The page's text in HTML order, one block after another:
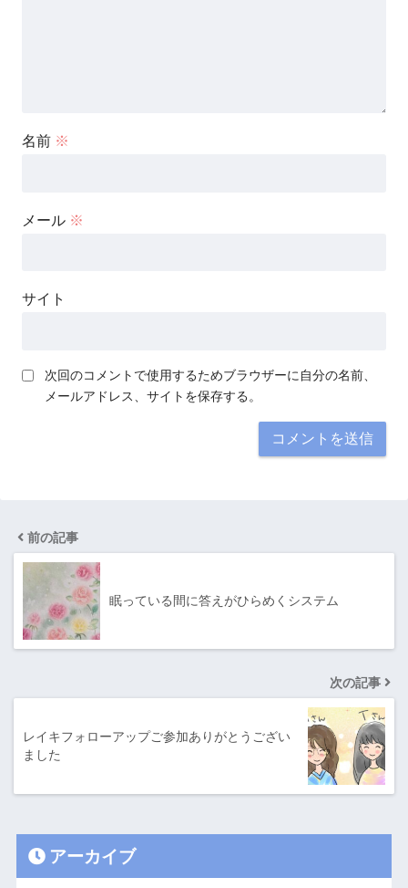
名前 ※
メール ※
サイト
次回のコメントで使用するためブラウザーに自分の名前、
メールアドレス、サイトを保存する。
前の記事
眠っている間に答えがひらめくシステム
次の記事
レイキフォローアップご参加ありがとうござい
ました
アーカイブ